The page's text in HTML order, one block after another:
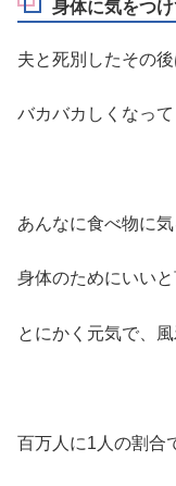
身体に気をつ
夫と死別したその
バカバカしくなって
あんなに食べ物に
身体のためにいい
とにかく元気で、
百万人に1人の割合